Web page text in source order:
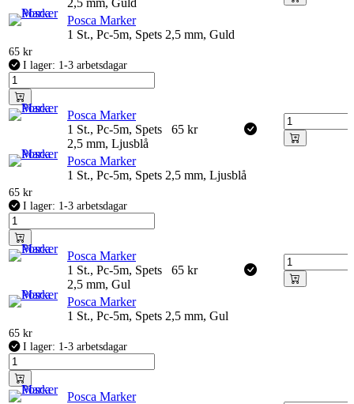
2,5 mm, Guld
Posca Marker
1 St., Pc-5m, Spets 2,5 mm, Guld
65 kr
I lager: 1-3 arbetsdagar
Posca Marker
1 St., Pc-5m, Spets
2,5 mm, Ljusblå
65 kr
Posca Marker
1 St., Pc-5m, Spets 2,5 mm, Ljusblå
65 kr
I lager: 1-3 arbetsdagar
Posca Marker
1 St., Pc-5m, Spets
2,5 mm, Gul
65 kr
Posca Marker
1 St., Pc-5m, Spets 2,5 mm, Gul
65 kr
I lager: 1-3 arbetsdagar
Posca Marker